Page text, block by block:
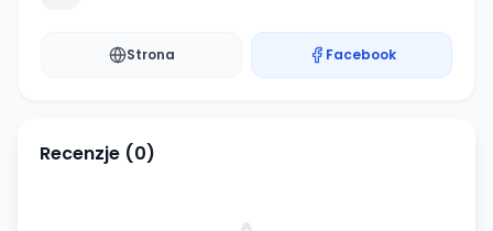
Strona Facebook
Recenzje (0)